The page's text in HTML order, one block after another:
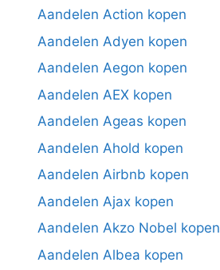
Aandelen Action kopen
Aandelen Adyen kopen
Aandelen Aegon kopen
Aandelen AEX kopen
Aandelen Ageas kopen
Aandelen Ahold kopen
Aandelen Airbnb kopen
Aandelen Ajax kopen
Aandelen Akzo Nobel kopen
Aandelen Albea kopen